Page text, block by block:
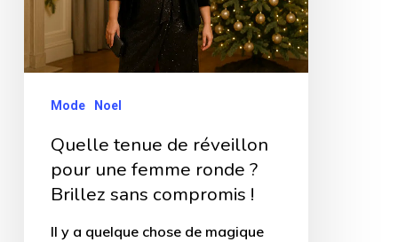
pour
femme
Brillez
sans
Mode Noel
Quelle tenue de réveillon
pour une femme ronde ?
Brillez sans compromis !
Il y a quelque chose de magique